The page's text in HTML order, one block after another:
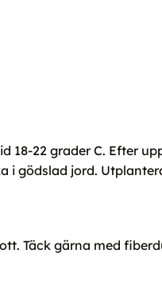
18-22 grader C. Efter
i gödslad jord.
Täck gärna med